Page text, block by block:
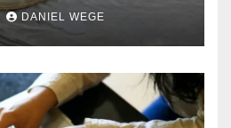
em testes
DANIEL WEGE